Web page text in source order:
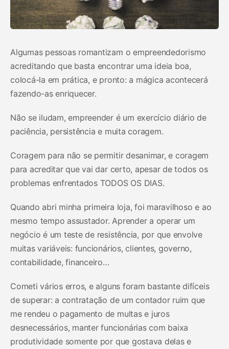
Algumas pessoas romantizam o empreendedorismo
acreditando que basta encontrar uma ideia boa,
colocá-la em prática, e pronto: a mágica acontecerá
fazendo-as enriquecer.
Não se iludam, empreender é um exercício diário de
paciência, persistência e muita coragem.
Coragem para não se permitir desanimar, e coragem
para acreditar que vai dar certo, apesar de todos os
problemas enfrentados TODOS OS DIAS.
Quando abri minha primeira loja, foi maravilhoso e ao
mesmo tempo assustador. Aprender a operar um
negócio é um teste de resistência, por que envolve
muitas variáveis: funcionários, clientes, governo,
contabilidade, financeiro…
Cometi vários erros, e alguns foram bastante difíceis
de superar: a contratação de um contador ruim que
me rendeu o pagamento de multas e juros
desnecessários, manter funcionárias com baixa
produtividade somente por que gostava delas e